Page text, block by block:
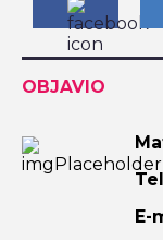
OBJAVIO
E-